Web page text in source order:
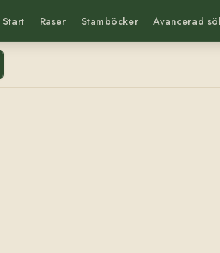
Start Raser Stamböcker Avancerad